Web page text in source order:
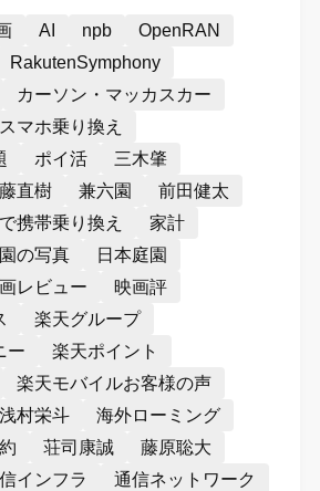
AI npb
OpenRAN
RakutenSymphony
カーソン・マッカスカー
スマホ乗り換え
ポイ活
三木肇
直樹 兼六園
前田健太
携帯乗り換え
家計
の写真
日本庭園
レビュー
映画評
楽天グループ
ー
楽天ポイント
楽天モバイルお客様の声
浅村栄斗
海外ローミング
荘司康誠
藤原聡大
インフラ
通信ネットワーク